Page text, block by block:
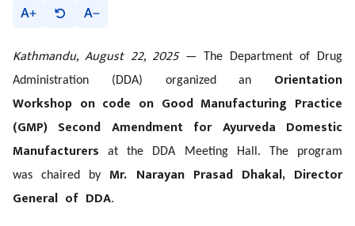
A A
Kathmandu, August 22, 2025— The Department of Drug
Administration (DDA) organized an Orientation
Workshop on code on Good Manufacturing Practice
(GMP) Second Amendment for Ayurveda Domestic
Manufacturers at the DDA Meeting Hall. The program
was chaired byMr. Narayan Prasad Dhakal, Director
General of DDA.